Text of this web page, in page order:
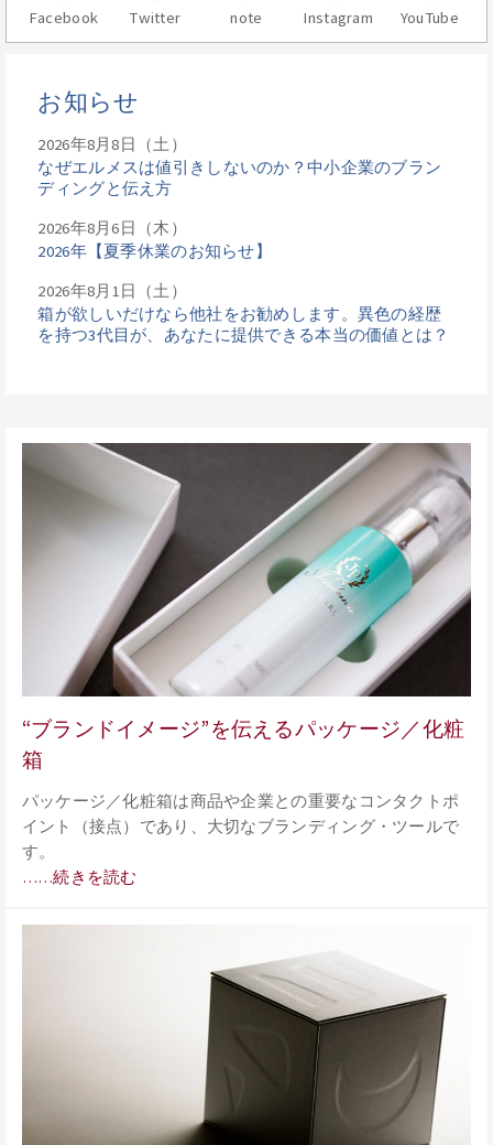
Facebook Twitter note Instagram YouTube
お知らせ
なぜエルメスは値引きしないのか？中小企業のブラン
ディングと伝え方
2026年8月8日（土）
2026年【夏季休業のお知らせ】
2026年8月6日（木）
箱が欲しいだけなら他社をお勧めします。異色の経歴
を持つ3代目が、あなたに提供できる本当の価値とは？
2026年8月1日（土）
“ブランドイメージ”を伝えるパッケージ／化粧
箱
パッケージ／化粧箱は商品や企業との重要なコンタクトポ
イント（接点）であり、大切なブランディング・ツールで
す。
……続きを読む